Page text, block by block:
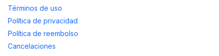
Términos de uso
Política de privacidad
Política de reembolso
Cancelaciones